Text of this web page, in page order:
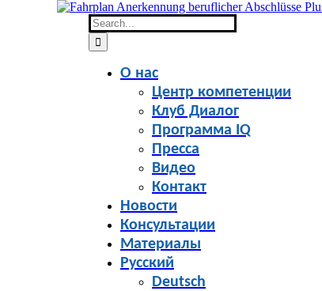
Skip
content
Search
for:
О нас
Центр компетенции
Клуб Диалог
Программа IQ
Пресса
Видео
Контакт
Новости
Консультации
Материалы
Русский
Deutsch